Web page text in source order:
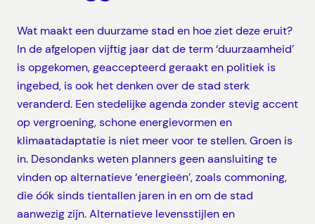
Wat maakt een duurzame stad en hoe ziet deze eruit?
In de afgelopen vijftig jaar dat de term ‘duurzaamheid’
is opgekomen, geaccepteerd geraakt en politiek is
ingebed, is ook het denken over de stad sterk
veranderd. Een stedelijke agenda zonder stevig accent
op vergroening, schone energievormen en
klimaatadaptatie is niet meer voor te stellen. Groen is
in. Desondanks weten planners geen aansluiting te
vinden op alternatieve ‘energieën’, zoals commoning,
die óók sinds tientallen jaren in en om de stad
aanwezig zijn. Alternatieve levensstijlen en